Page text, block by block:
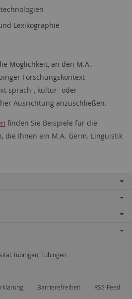
Lexikographie
Möglichkeit, an den M.A.-
Forschungskontext
sprach-, kultur- oder
Ausrichtung anzuschließen.
finden Sie Beispiele für die
die Ihnen ein M.A. Germ. Linguistik
Tübingen, Tübingen
Barrierefreiheit RSS-Feed